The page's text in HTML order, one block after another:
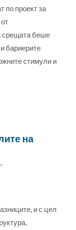
по проект за
срещата беше
бариерите
стимули и
на
и с цел